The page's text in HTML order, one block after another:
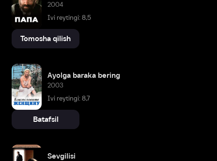
2004
Ivi reytingi: 8,5
Tomosha qilish
Ayolga baraka bering
2003
Ivi reytingi: 8,7
Batafsil
Sevgilisi